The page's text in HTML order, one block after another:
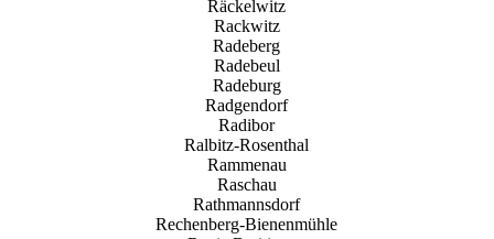
Räckelwitz
Rackwitz
Radeberg
Radebeul
Radeburg
Radgendorf
Radibor
Ralbitz-Rosenthal
Rammenau
Raschau
Rathmannsdorf
Rechenberg-Bienenmühle